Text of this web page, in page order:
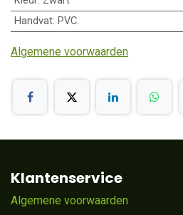
Handvat: PVC.
Algemene voorwaarden
Klantenservice
Algemene voorwaarden